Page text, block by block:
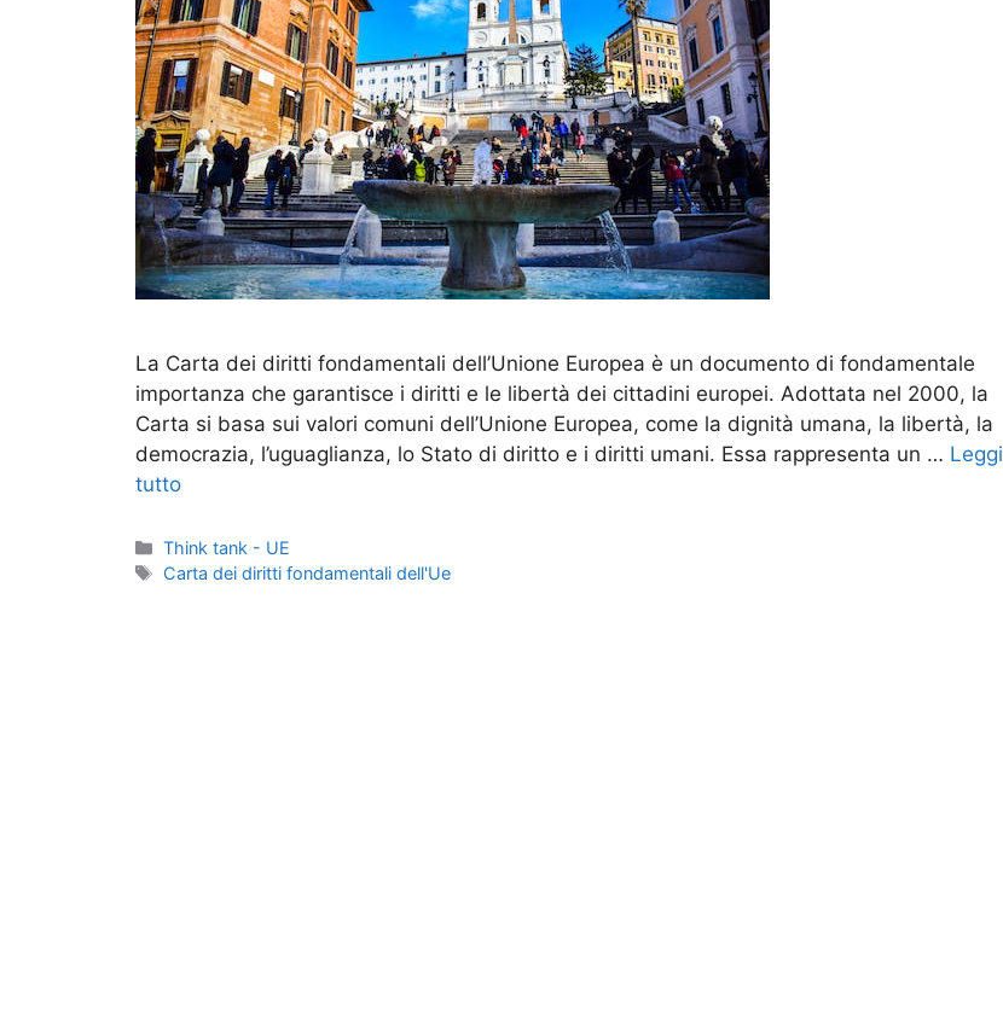
La Carta dei diritti fondamentali dell’Unione Europea è un documento di fondamentale
importanza che garantisce i diritti e le libertà dei cittadini europei. Adottata nel 2000, la
Carta si basa sui valori comuni dell’Unione Europea, come la dignità umana, la libertà, la
democrazia, l’uguaglianza, lo Stato di diritto e i diritti umani. Essa rappresenta un … Leggi
tutto
Categorie
Think tank - UE
Tag
Carta dei diritti fondamentali dell'Ue